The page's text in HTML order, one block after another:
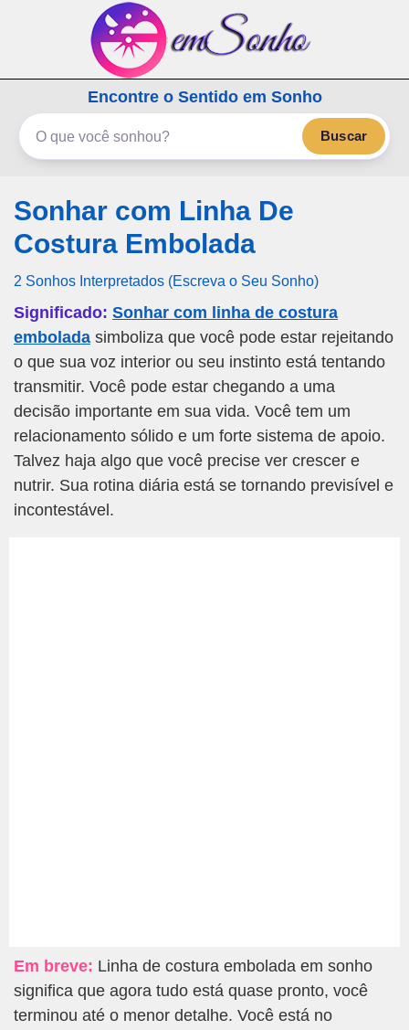
emSonho.com
Os sonhos significam mais
Encontre o Sentido em Sonho
Buscar
Sonhar com Linha De
Costura Embolada
2 Sonhos Interpretados (Escreva o Seu Sonho)
Significado: Sonhar com linha de costura
embolada simboliza que você pode estar rejeitando
o que sua voz interior ou seu instinto está tentando
transmitir. Você pode estar chegando a uma
decisão importante em sua vida. Você tem um
relacionamento sólido e um forte sistema de apoio.
Talvez haja algo que você precise ver crescer e
nutrir. Sua rotina diária está se tornando previsível e
incontestável.
Em breve: Linha de costura embolada em sonho
significa que agora tudo está quase pronto, você
terminou até o menor detalhe. Você está no